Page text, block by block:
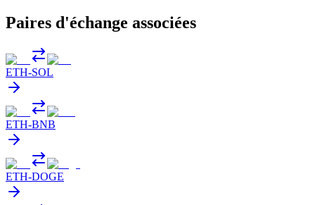
Paires d'échange associées
ETH-SOL
ETH-BNB
ETH-DOGE